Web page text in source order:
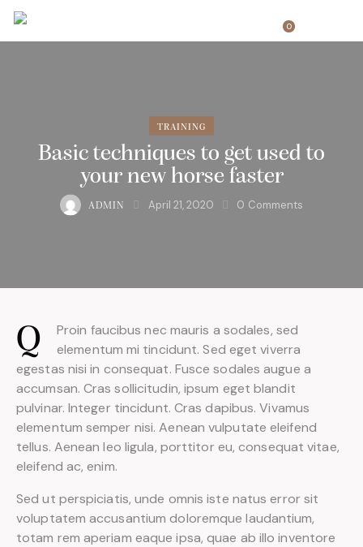
0
TRAINING
Basic techniques to get used to
your new horse faster
ADMIN April 21, 2020 0 Comments
Q
Proin faucibus nec mauris a sodales, sed
elementum mi tincidunt. Sed eget viverra
egestas nisi in consequat. Fusce sodales augue a
accumsan. Cras sollicitudin, ipsum eget blandit
pulvinar. Integer tincidunt. Cras dapibus. Vivamus
elementum semper nisi. Aenean vulputate eleifend
tellus. Aenean leo ligula, porttitor eu, consequat vitae,
eleifend ac, enim.
Sed ut perspiciatis, unde omnis iste natus error sit
voluptatem accusantium doloremque laudantium,
totam rem aperiam eaque ipsa, quae ab illo inventore